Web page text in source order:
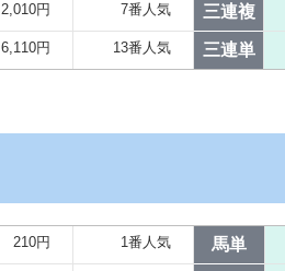
2,010円 7番人気
6,110円 13番人気
三連複
三連単
210円 1番人気 馬単